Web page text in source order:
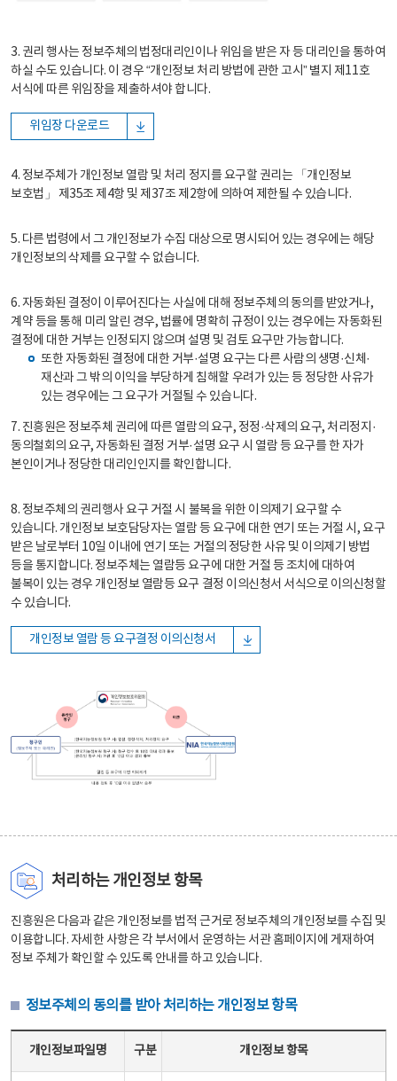
3. 권리 행사는 정보주체의 법정대리인이나 위임을 받은 자 등 대리인을 통하여
하실 수도 있습니다. 이 경우 “개인정보 처리 방법에 관한 고시” 별지 제11호
서식에 따른 위임장을 제출하셔야 합니다.
위임장 다운로드
4. 정보주체가 개인정보 열람 및 처리 정지를 요구할 권리는 「개인정보
보호법」 제35조 제4항 및 제37조 제2항에 의하여 제한될 수 있습니다.
5. 다른 법령에서 그 개인정보가 수집 대상으로 명시되어 있는 경우에는 해당
개인정보의 삭제를 요구할 수 없습니다.
6. 자동화된 결정이 이루어진다는 사실에 대해 정보주체의 동의를 받았거나,
계약 등을 통해 미리 알린 경우, 법률에 명확히 규정이 있는 경우에는 자동화된
결정에 대한 거부는 인정되지 않으며 설명 및 검토 요구만 가능합니다.
또한 자동화된 결정에 대한 거부·설명 요구는 다른 사람의 생명·신체·
재산과 그 밖의 이익을 부당하게 침해할 우려가 있는 등 정당한 사유가
있는 경우에는 그 요구가 거절될 수 있습니다.
7. 진흥원은 정보주체 권리에 따른 열람의 요구, 정정·삭제의 요구, 처리정지·
동의철회의 요구, 자동화된 결정 거부·설명 요구 시 열람 등 요구를 한 자가
본인이거나 정당한 대리인인지를 확인합니다.
8. 정보주체의 권리행사 요구 거절 시 불복을 위한 이의제기 요구할 수
있습니다. 개인정보 보호담당자는 열람 등 요구에 대한 연기 또는 거절 시, 요구
받은 날로부터 10일 이내에 연기 또는 거절의 정당한 사유 및 이의제기 방법
등을 통지합니다. 정보주체는 열람등 요구에 대한 거절 등 조치에 대하여
불복이 있는 경우 개인정보 열람등 요구 결정 이의신청서 서식으로 이의신청할
수 있습니다.
개인정보 열람 등 요구결정 이의신청서
처리하는 개인정보 항목
진흥원은 다음과 같은 개인정보를 법적 근거로 정보주체의 개인정보를 수집 및
이용합니다. 자세한 사항은 각 부서에서 운영하는 서관 홈페이지에 게재하여
정보 주체가 확인할 수 있도록 안내를 하고 있습니다.
정보주체의 동의를 받아 처리하는 개인정보 항목
개인정보파일명 구분 개인정보 항목